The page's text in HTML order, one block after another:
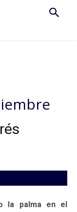
la palma en el